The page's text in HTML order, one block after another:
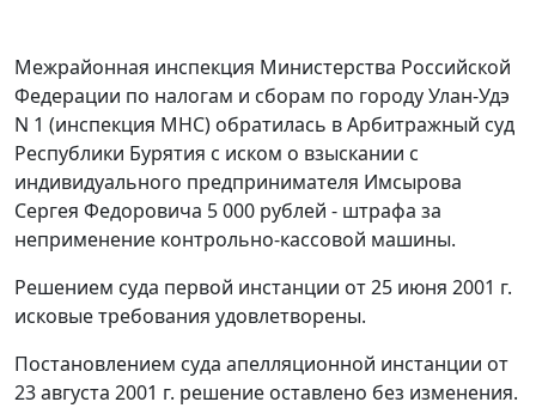
Межрайонная инспекция Министерства Российской
Федерации по налогам и сборам по городу Улан-Удэ
N 1 (инспекция МНС) обратилась в Арбитражный суд
Республики Бурятия с иском о взыскании с
индивидуального предпринимателя Имсырова
Сергея Федоровича 5 000 рублей - штрафа за
неприменение контрольно-кассовой машины.
Решением суда первой инстанции от 25 июня 2001 г.
исковые требования удовлетворены.
Постановлением суда апелляционной инстанции от
23 августа 2001 г. решение оставлено без изменения.